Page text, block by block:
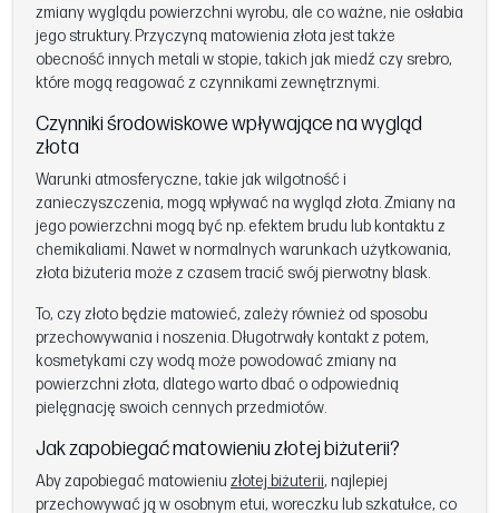
zmiany wyglądu powierzchni wyrobu, ale co ważne, nie osłabia
jego struktury. Przyczyną matowienia złota jest także
obecność innych metali w stopie, takich jak miedź czy srebro,
które mogą reagować z czynnikami zewnętrznymi.
Czynniki środowiskowe wpływające na wygląd
złota
Warunki atmosferyczne, takie jak wilgotność i
zanieczyszczenia, mogą wpływać na wygląd złota. Zmiany na
jego powierzchni mogą być np. efektem brudu lub kontaktu z
chemikaliami. Nawet w normalnych warunkach użytkowania,
złota biżuteria może z czasem tracić swój pierwotny blask.
To, czy złoto będzie matowieć, zależy również od sposobu
przechowywania i noszenia. Długotrwały kontakt z potem,
kosmetykami czy wodą może powodować zmiany na
powierzchni złota, dlatego warto dbać o odpowiednią
pielęgnację swoich cennych przedmiotów.
Jak zapobiegać matowieniu złotej biżuterii?
Aby zapobiegać matowieniu złotej biżuterii, najlepiej
przechowywać ją w osobnym etui, woreczku lub szkatułce, co